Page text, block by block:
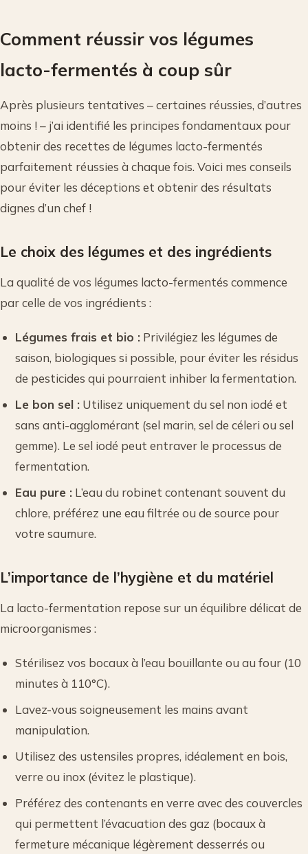
Comment réussir vos légumes
lacto-fermentés à coup sûr
Après plusieurs tentatives – certaines réussies, d’autres
moins ! – j’ai identifié les principes fondamentaux pour
obtenir des recettes de légumes lacto-fermentés
parfaitement réussies à chaque fois. Voici mes conseils
pour éviter les déceptions et obtenir des résultats
dignes d’un chef !
Le choix des légumes et des ingrédients
La qualité de vos légumes lacto-fermentés commence
par celle de vos ingrédients :
Légumes frais et bio : Privilégiez les légumes de
saison, biologiques si possible, pour éviter les résidus
de pesticides qui pourraient inhiber la fermentation.
Le bon sel : Utilisez uniquement du sel non iodé et
sans anti-agglomérant (sel marin, sel de céleri ou sel
gemme). Le sel iodé peut entraver le processus de
fermentation.
Eau pure : L’eau du robinet contenant souvent du
chlore, préférez une eau filtrée ou de source pour
votre saumure.
L’importance de l’hygiène et du matériel
La lacto-fermentation repose sur un équilibre délicat de
microorganismes :
Stérilisez vos bocaux à l’eau bouillante ou au four (10
minutes à 110°C).
Lavez-vous soigneusement les mains avant
manipulation.
Utilisez des ustensiles propres, idéalement en bois,
verre ou inox (évitez le plastique).
Préférez des contenants en verre avec des couvercles
qui permettent l’évacuation des gaz (bocaux à
fermeture mécanique légèrement desserrés ou